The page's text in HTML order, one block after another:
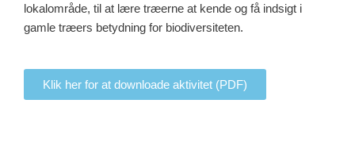
lokalområde, til at lære træerne at kende og få indsigt i
gamle træers betydning for biodiversiteten.
Klik her for at downloade aktivitet (PDF)